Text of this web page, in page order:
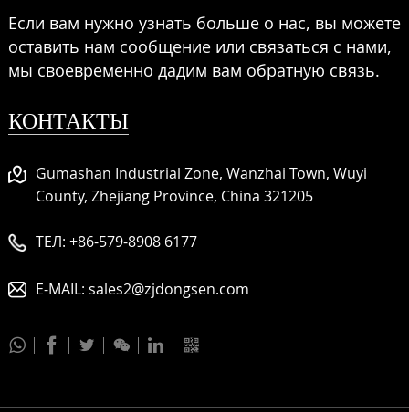
Если вам нужно узнать больше о нас, вы можете
оставить нам сообщение или связаться с нами,
мы своевременно дадим вам обратную связь.
КОНТАКТЫ
Gumashan Industrial Zone, Wanzhai Town, Wuyi
County, Zhejiang Province, China 321205
ТЕЛ: +86-579-8908 6177
E-MAIL: sales2@zjdongsen.com
     